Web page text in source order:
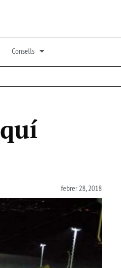
Consells
febrer 28, 2018